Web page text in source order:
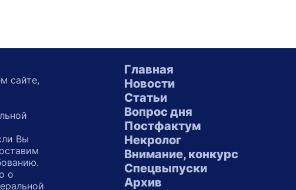
Главная
Новости
Статьи
Вопрос дня
Постфактум
Некролог
Внимание, конкурс
Спецвыпуски
Архив
сайте,
Вы
о